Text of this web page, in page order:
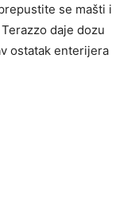
se mašti i
daje dozu
ostatak enterijera